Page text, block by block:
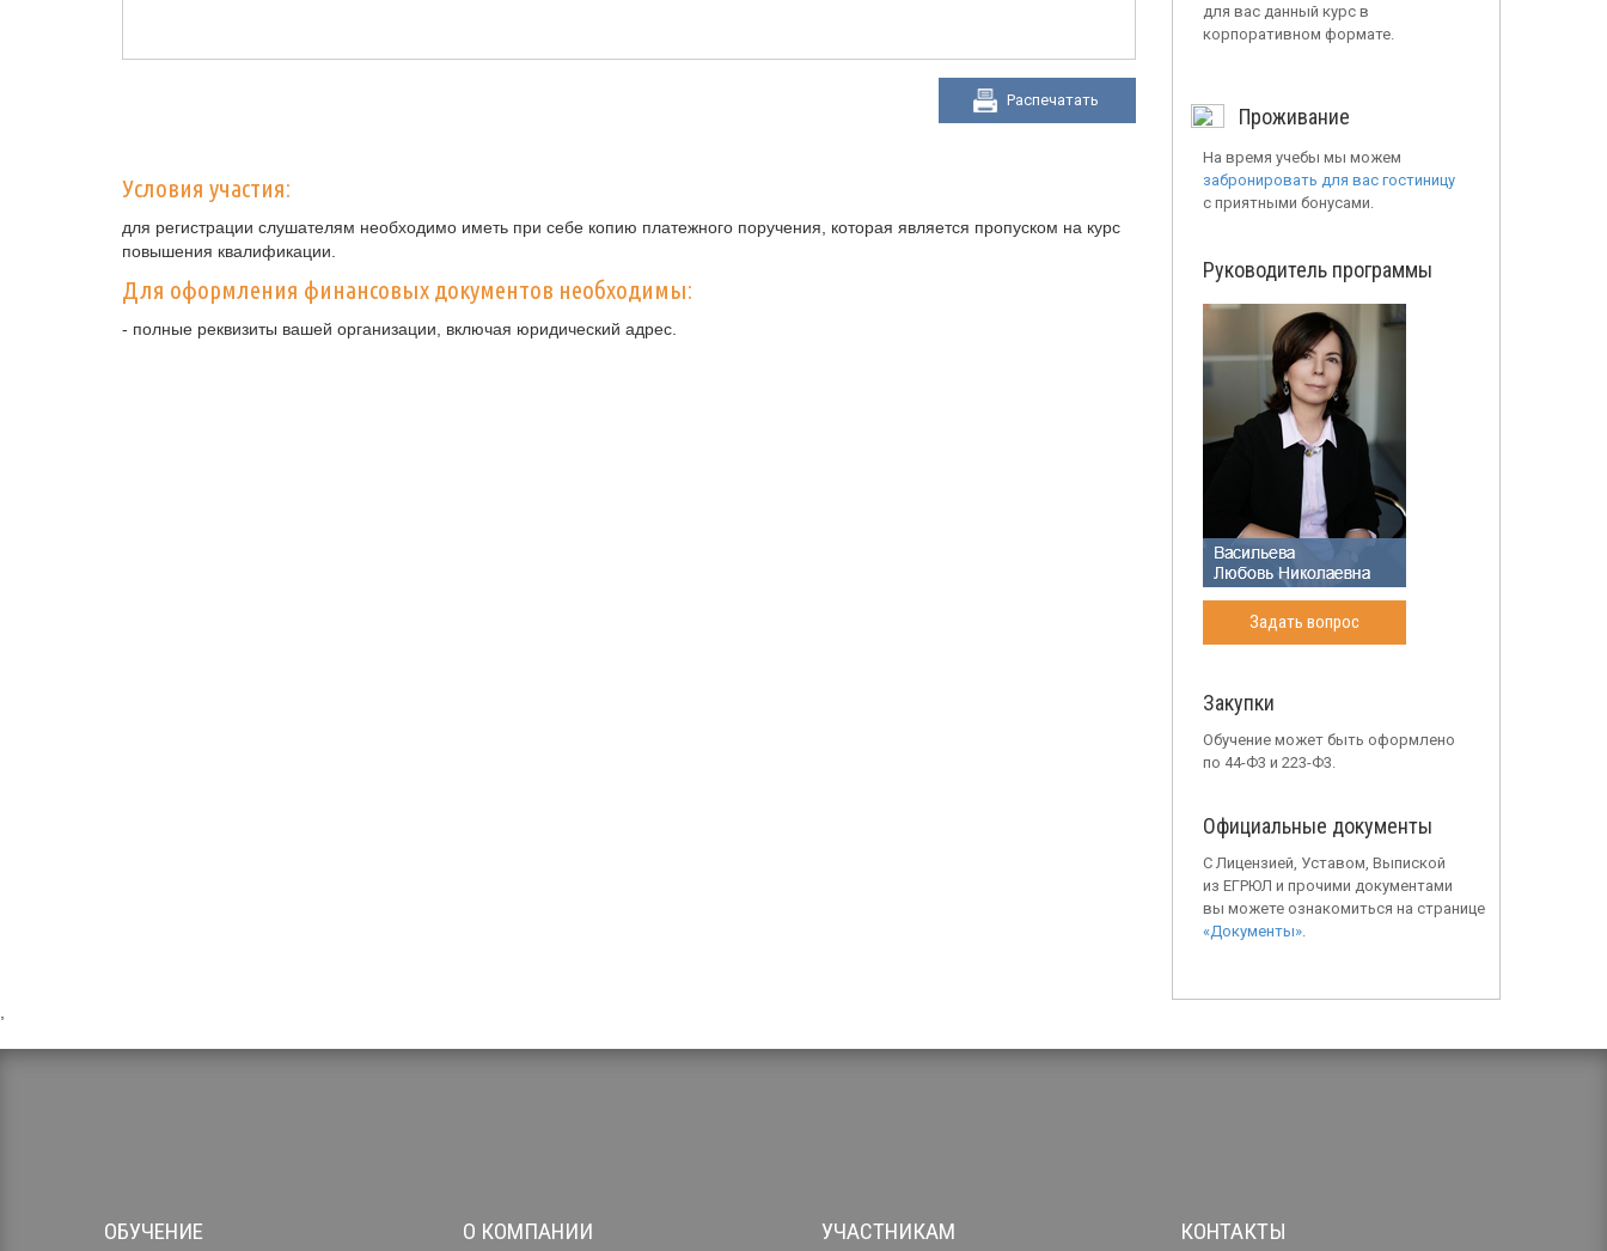
Распечатать
Условия участия:
для регистрации слушателям необходимо иметь при себе копию платежного поручения, которая является пропуском на курс
повышения квалификации.
Для оформления финансовых документов необходимы:
- полные реквизиты вашей организации, включая юридический адрес.
для вас данный курс в
корпоративном формате.
Проживание
На время учебы мы можем
забронировать для вас гостиницу
с приятными бонусами.
Руководитель программы
Задать вопрос
Закупки
Обучение может быть оформлено
по 44-Ф3 и 223-Ф3.
Официальные документы
С Лицензией, Уставом, Выпиской
из ЕГРЮЛ и прочими документами
вы можете ознакомиться на странице
«Документы».
ОБУЧЕНИЕ О КОМПАНИИ УЧАСТНИКАМ КОНТАКТЫ